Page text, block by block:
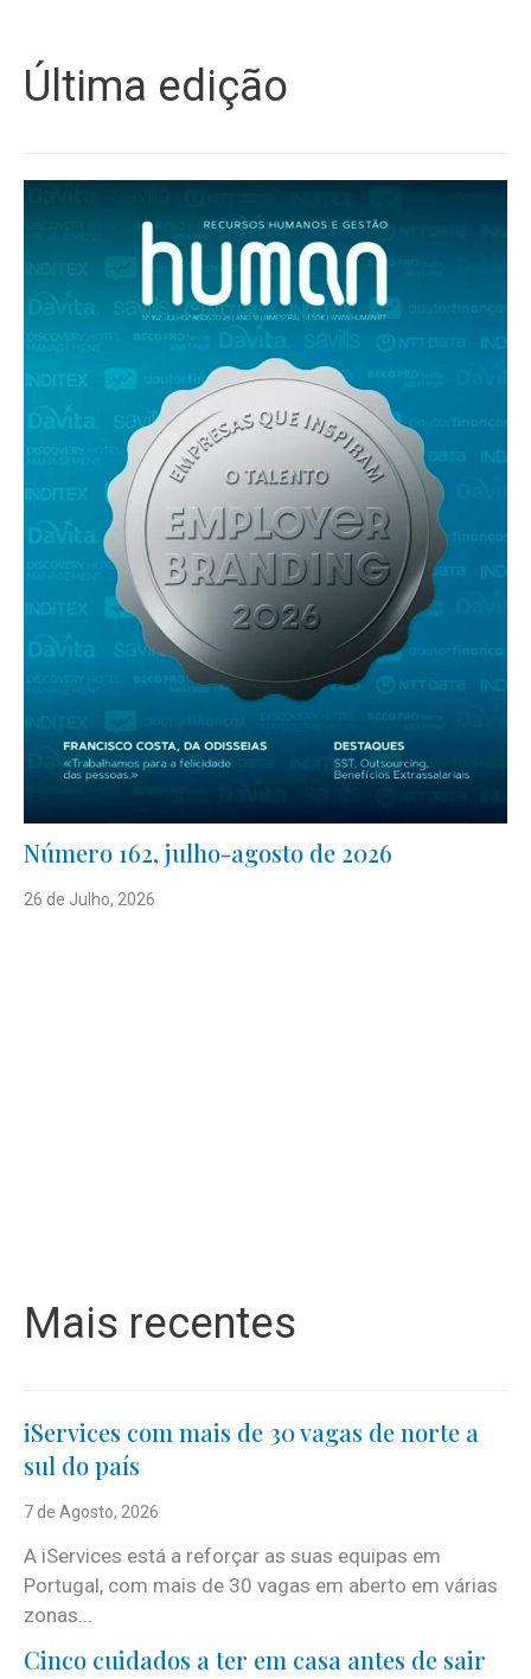
Última edição
Número 162, julho-agosto de 2026
26 de Julho, 2026
Mais recentes
iServices com mais de 30 vagas de norte a
sul do país
7 de Agosto, 2026
A iServices está a reforçar as suas equipas em
Portugal, com mais de 30 vagas em aberto em várias
zonas...
Cinco cuidados a ter em casa antes de sair